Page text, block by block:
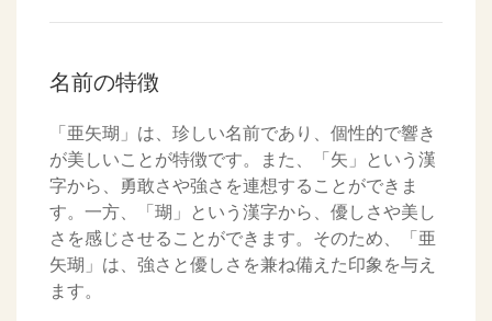
名前の特徴
「亜矢瑚」は、珍しい名前であり、個性的で響き
が美しいことが特徴です。また、「矢」という漢
字から、勇敢さや強さを連想することができま
す。一方、「瑚」という漢字から、優しさや美し
さを感じさせることができます。そのため、「亜
矢瑚」は、強さと優しさを兼ね備えた印象を与え
ます。